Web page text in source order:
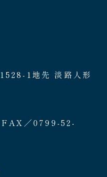
1地先 淡路人形
／0799-52-